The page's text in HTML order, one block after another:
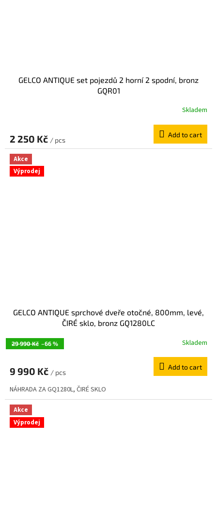
GELCO ANTIQUE set pojezdů 2 horní 2 spodní, bronz
GQR01
Skladem
2 250 Kč / pcs
Add to cart
Akce
Výprodej
29 990 Kč –66 %
GELCO ANTIQUE sprchové dveře otočné, 800mm, levé,
ČIRÉ sklo, bronz GQ1280LC
Skladem
9 990 Kč / pcs
Add to cart
NÁHRADA ZA GQ1280L, ČIRÉ SKLO
Akce
Výprodej